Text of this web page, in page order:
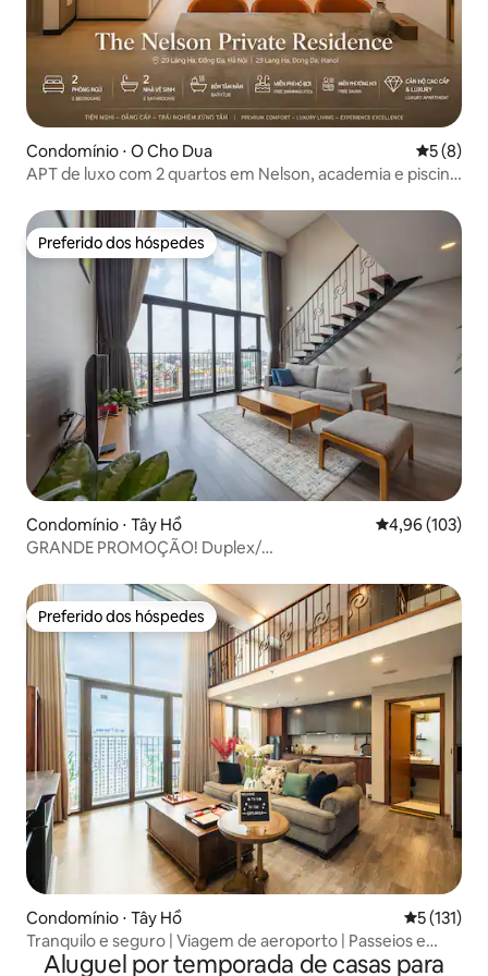
Condomínio ⋅ O Cho Dua 5 de
5 (8)
APT de luxo com 2 quartos em Nelson, academia e piscina
Preferido dos hóspedes
Preferido dos hóspedes
Condomínio ⋅ Tây Hồ 4,96 de uma
4,96 (103)
GRANDE PROMOÇÃO! Duplex/
Preferido dos hóspedes
Preferido dos hóspedes
Condomínio ⋅ Tây Hồ 5 de uma
5 (131)
Tranquilo e seguro | Viagem de aeroporto | Passeios e
serviços
Aluguel por temporada de casas para